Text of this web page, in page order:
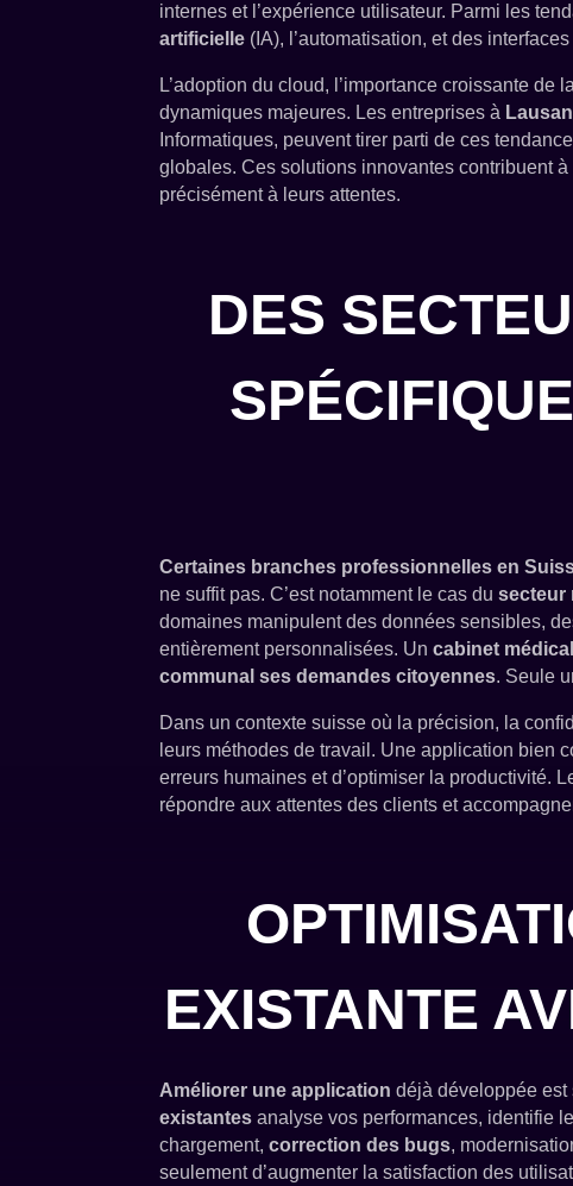
internes et l’expérience utilisateur. Parmi les
artificielle (IA), l’automatisation, et des
L’adoption du cloud, l’importance croissante de
dynamiques majeures. Les entreprises à
Informatiques, peuvent tirer parti de ces
globales. Ces solutions innovantes contribuent
précisément à leurs attentes.
DES
Certaines branches professionnelles en
ne suffit pas. C’est notamment le cas dusecteur
domaines manipulent des données sensibles,
entièrement personnalisées. Uncabinet médical
communal ses demandes citoyennes. Seule
Dans un contexte suisse où la précision, la
leurs méthodes de travail. Une application bien
erreurs humaines et d’optimiser la productivité.
répondre aux attentes des clients et
EXISTANTE
Améliorer une application déjà développée
existantes analyse vos performances, identifie
chargement,correction des bugs,
seulement d’augmenter la satisfaction des